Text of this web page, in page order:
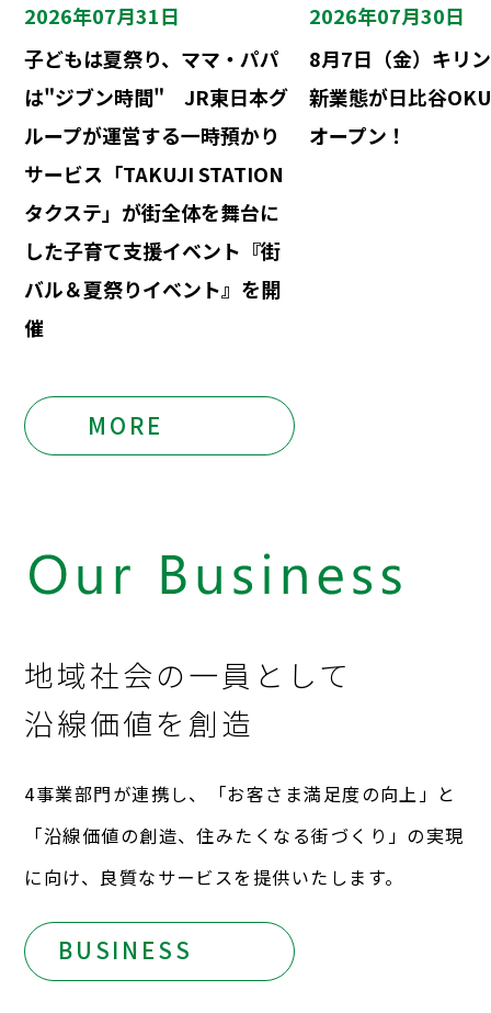
2026年07月31日
子どもは夏祭り、ママ・パパ
は"ジブン時間" JR東日本グ
ループが運営する一時預かり
サービス「TAKUJI STATION
タクステ」が街全体を舞台に
した子育て支援イベント『街
バル＆夏祭りイベント』を開
催
2026年07月30日
8月7日（金）キリ
新業態が日比谷
オープン！
MORE
地域社会の一員として
沿線価値を創造
4事業部門が連携し、「お客さま満足度の向上」と
「沿線価値の創造、住みたくなる街づくり」の実現
に向け、良質なサービスを提供いたします。
BUSINESS